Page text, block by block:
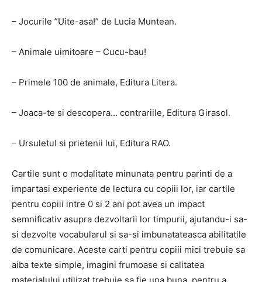
– Jocurile ”Uite-asa!” de Lucia Muntean.
– Animale uimitoare – Cucu-bau!
– Primele 100 de animale, Editura Litera.
– Joaca-te si descopera… contrariile, Editura Girasol.
– Ursuletul si prietenii lui, Editura RAO.
Cartile sunt o modalitate minunata pentru parinti de a
impartasi experiente de lectura cu copiii lor, iar cartile
pentru copiii intre 0 si 2 ani pot avea un impact
semnificativ asupra dezvoltarii lor timpurii, ajutandu-i sa-
si dezvolte vocabularul si sa-si imbunatateasca abilitatile
de comunicare. Aceste carti pentru copiii mici trebuie sa
aiba texte simple, imagini frumoase si calitatea
materialului utilizat trebuie sa fie una buna, pentru a